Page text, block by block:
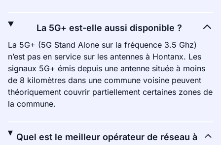
La 5G+ est-elle aussi disponible ?
La 5G+ (5G Stand Alone sur la fréquence 3.5 Ghz)
n’est pas en service sur les antennes à Hontanx. Les
signaux 5G+ émis depuis une antenne située à moins
de 8 kilomètres dans une commune voisine peuvent
théoriquement couvrir partiellement certaines zones de
la commune.
Quel est le meilleur opérateur de réseau à